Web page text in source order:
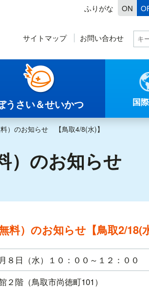
ふりがな ON
サイトマップ お問い合わせ
うさい＆せいかつ 国
）のお知らせ 【鳥取4/8(水)】
）のお知らせ
料）のお知らせ【鳥取2/18(
８日（水）１０：００～１２：００
２階（鳥取市尚徳町101）